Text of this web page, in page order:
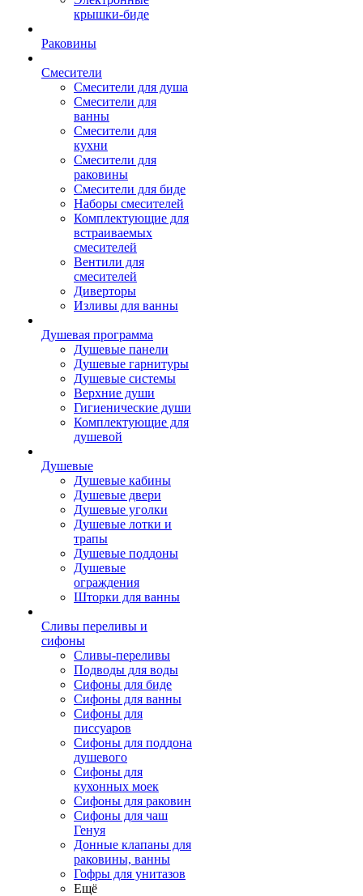
крышки-биде
Раковины
Смесители
Смесители для душа
Смесители для
ванны
Смесители для
кухни
Смесители для
раковины
Смесители для биде
Наборы смесителей
Комплектующие для
встраиваемых
смесителей
Вентили для
смесителей
Диверторы
Изливы для ванны
Душевая программа
Душевые панели
Душевые гарнитуры
Душевые системы
Верхние души
Гигиенические души
Комплектующие для
душевой
Душевые
Душевые кабины
Душевые двери
Душевые уголки
Душевые лотки и
трапы
Душевые поддоны
Душевые
ограждения
Шторки для ванны
Сливы переливы и
сифоны
Сливы-переливы
Подводы для воды
Сифоны для биде
Сифоны для ванны
Сифоны для
писсуаров
Сифоны для поддона
душевого
Сифоны для
кухонных моек
Сифоны для раковин
Сифоны для чаш
Генуя
Донные клапаны для
раковины, ванны
Гофры для унитазов
Ещё